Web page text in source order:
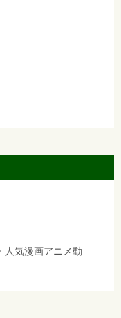
気漫画アニメ動